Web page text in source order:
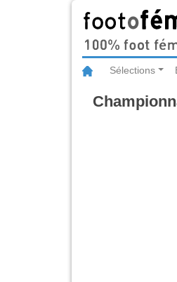
Sélections